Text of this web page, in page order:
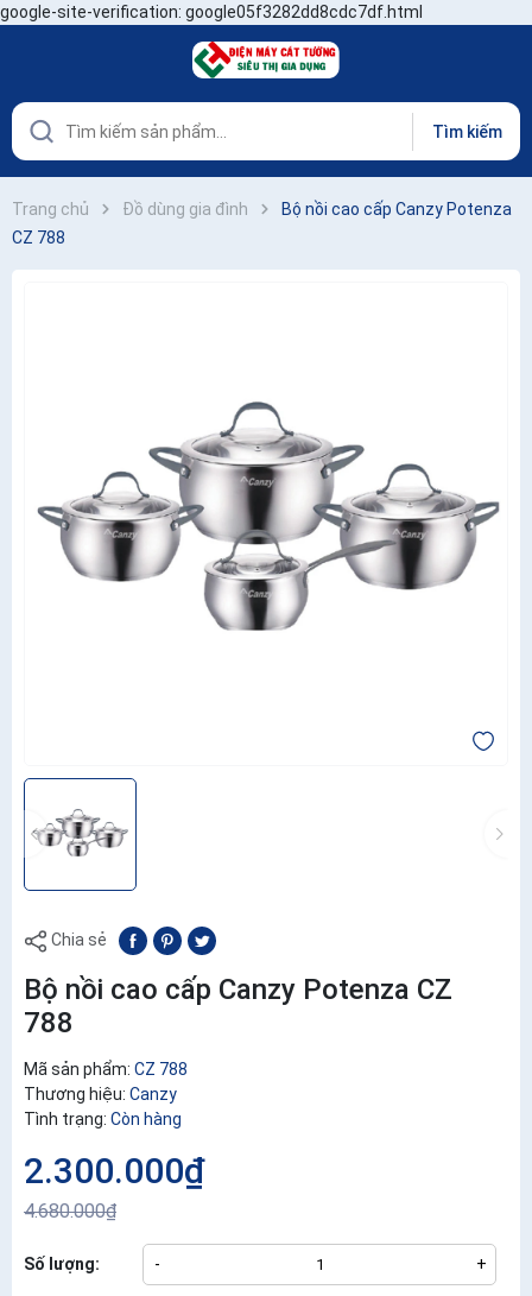
google-site-verification: google05f3282dd8cdc7df.html
Tìm kiếm
Trang chủ Đồ dùng gia đình
Bộ nồi cao cấp Canzy Potenza
CZ 788
Chia sẻ
Bộ nồi cao cấp Canzy Potenza CZ
788
Mã sản phẩm: CZ 788
Thương hiệu: Canzy
Tình trạng: Còn hàng
2.300.000₫
4.680.000₫
Số lượng: - +